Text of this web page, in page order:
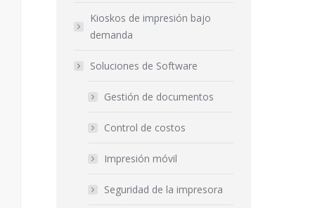
Kioskos de impresión bajo
demanda
Soluciones de Software
Gestión de documentos
Control de costos
Impresión móvil
Seguridad de la impresora